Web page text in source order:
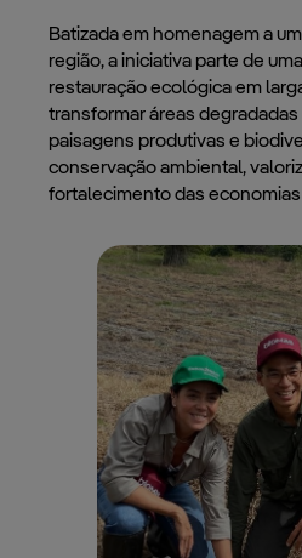
Batizada em homenagem a
região, a iniciativa parte de
restauração ecológica em
transformar áreas
paisagens produtivas e
conservação ambiental,
fortalecimento das